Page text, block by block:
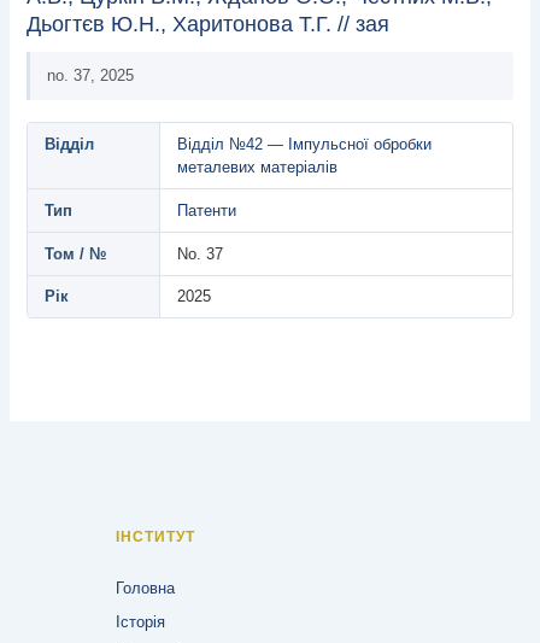
Дьогтєв Ю.Н., Харитонова Т.Г. // зая
no. 37, 2025
Відділ
Відділ №42 — Імпульсної обробки
металевих матеріалів
Тип Патенти
Том / № No. 37
Рік 2025
ІНСТИТУТ
Головна
Історія